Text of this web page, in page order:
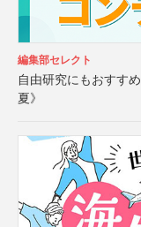
編集部セレクト
自由研究にもおすす
夏》